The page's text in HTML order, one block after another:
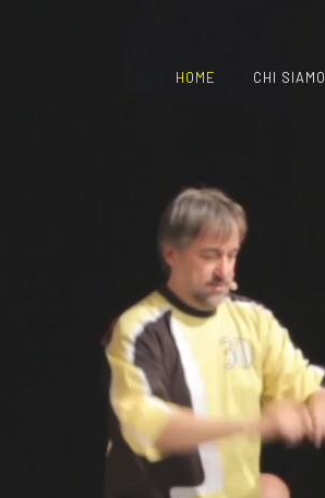
HOME CHI SIAMO